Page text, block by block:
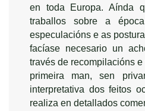
en toda Europa. Aínda
traballos sobre a
especulacións e as
facíase necesario un
través de recompilacións
primeira man, sen
interpretativa dos feitos
realiza en detallados